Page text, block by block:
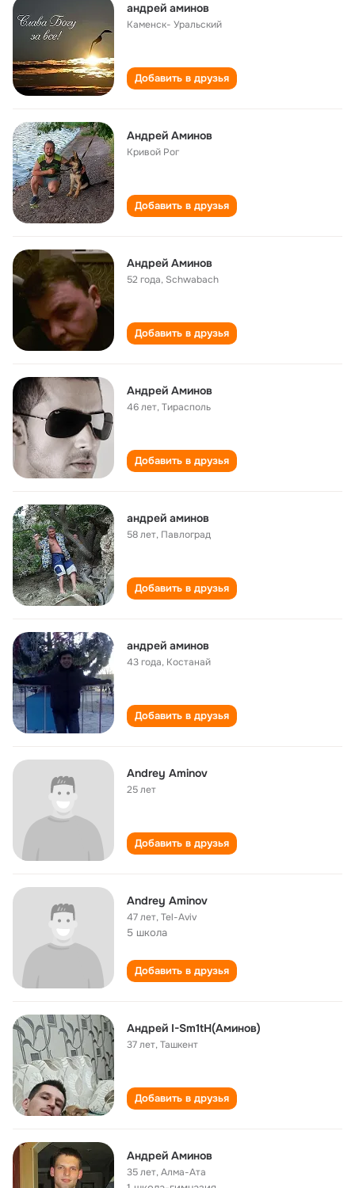
андрей аминов
Каменск- Уральский
Добавить в друзья
Андрей Аминов
Кривой Рог
Добавить в друзья
Андрей Аминов
52 года, Schwabach
Добавить в друзья
Андрей Аминов
46 лет,Тирасполь
Добавить в друзья
андрей аминов
58 лет, Павлоград
Добавить в друзья
андрей аминов
43 года, Костанай
Добавить в друзья
Andrey Aminov
25 лет
Добавить в друзья
Andrey Aminov
47 лет,Tel-Aviv
5 школа
Добавить в друзья
Aндрей I-Sm1tH(Аминов)
37 лет,Ташкент
Добавить в друзья
Андрей Аминов
35 лет,Алма-Ата